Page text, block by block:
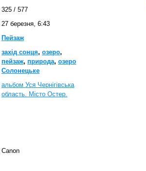
325 / 577
27 березня, 6:43
Пейзаж
захід сонця, озеро,
пейзаж, природа, озеро
Солонецьке
альбом Уся Чернігівська
область. Місто Остер.
Canon